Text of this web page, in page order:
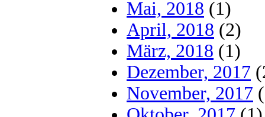
Mai, 2018 (1)
April, 2018 (2)
März, 2018 (1)
Dezember, 2017
November, 2017